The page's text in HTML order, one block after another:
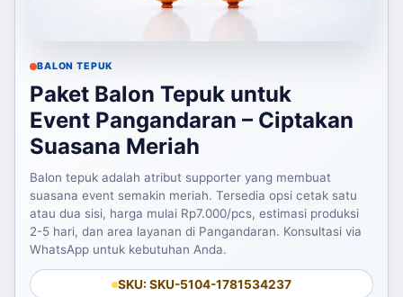
BALON TEPUK
Paket Balon Tepuk untuk
Event Pangandaran – Ciptakan
Suasana Meriah
Balon tepuk adalah atribut supporter yang membuat
suasana event semakin meriah. Tersedia opsi cetak satu
atau dua sisi, harga mulai Rp7.000/pcs, estimasi produksi
2-5 hari, dan area layanan di Pangandaran. Konsultasi via
WhatsApp untuk kebutuhan Anda.
SKU: SKU-5104-1781534237